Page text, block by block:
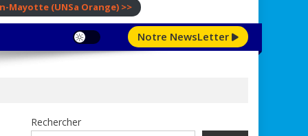
Mayotte (UNSa Orange) >>
Notre NewsLetter
Rechercher